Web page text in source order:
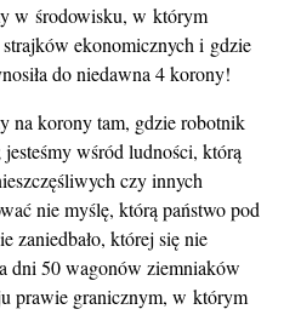
w środowisku, w którym
ekonomicznych i gdzie
do niedawna 4 korony!
na korony tam, gdzie robotnik
wśród ludności, którą
czy innych
nie myślę, którą państwo pod
zaniedbało, której się nie
dni 50 wagonów ziemniaków
prawie granicznym, w którym